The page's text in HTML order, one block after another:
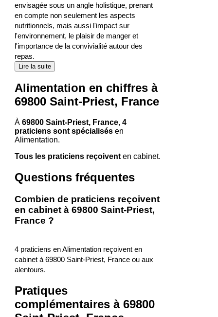
envisagée sous un angle holistique, prenant
en compte non seulement les aspects
nutritionnels, mais aussi l'impact sur
l'environnement, le plaisir de manger et
l'importance de la convivialité autour des
repas.
Lire la suite
Alimentation en chiffres à
69800 Saint-Priest, France
À 69800 Saint-Priest, France, 4
praticiens sont spécialisésen
Alimentation.
Tous les praticiens reçoiventen cabinet.
Questions fréquentes
Combien de praticiens reçoivent
en cabinet à 69800 Saint-Priest,
France ?
4 praticiens en Alimentation reçoivent en
cabinet à 69800 Saint-Priest, France ou aux
alentours.
Pratiques
complémentaires à 69800